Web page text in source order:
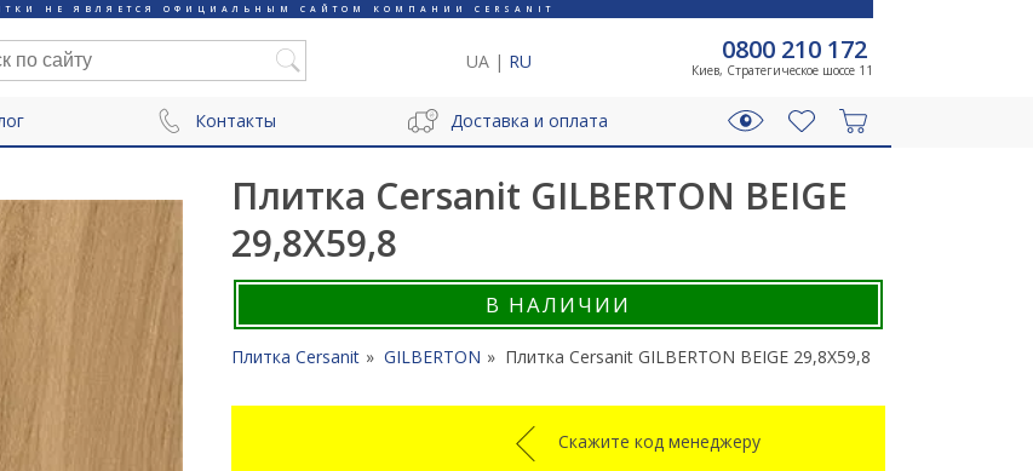
НЕ ЯВЛЯЕТСЯ ОФИЦИАЛЬНЫМ САЙТОМ КОМПАНИИ CERSANIT
UA | RU 0800 210 172
Киев, Стратегическое шоссе 11
Контакты Доставка и оплата
Плитка Cersanit GILBERTON BEIGE
29,8X59,8
В НАЛИЧИИ
Плитка Cersanit GILBERTON Плитка Cersanit GILBERTON BEIGE 29,8X59,8
Скажите код менеджеру